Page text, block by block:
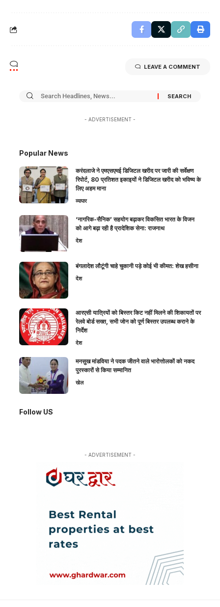
LEAVE A COMMENT
- ADVERTISEMENT -
Popular News
करंदलाजे ने एमएसएमई डिजिटल खरीद पर जारी की सर्वेक्षण
रिपोर्ट, 80 प्रतिशत इकाइयों ने डिजिटल खरीद को भविष्य के
लिए अहम माना
व्यापार
‘नागरिक-सैनिक’ सहयोग बढ़ाकर विकसित भारत के विजन
को आगे बढ़ा रही है प्रादेशिक सेना: राजनाथ
देश
बंगलादेश लौटूंगी चाहे चुकानी पड़े कोई भी कीमत: शेख हसीना
देश
आरएसी यात्रियों को बिस्तर किट नहीं मिलने की शिकायतों पर
रेलवे बोर्ड सख्त, सभी जोन को पूर्ण बिस्तर उपलब्ध कराने के
निर्देश
देश
मनसुख मांडविया ने पदक जीतने वाले भारोत्तोलकों को नकद
पुरस्कारों से किया सम्मानित
खेल
Follow US
- ADVERTISEMENT -